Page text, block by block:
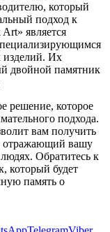
который
подход к
является
изделий. Их
двойной памятник
решение, которое
подхода.
вам получить
отражающий вашу
Обратитесь к
который будет
память о